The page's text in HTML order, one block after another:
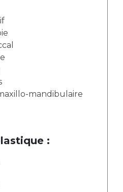
mandibulaire
: